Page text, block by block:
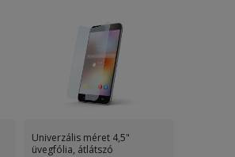
Univerzális méret 4,5"
üvegfólia, átlátszó